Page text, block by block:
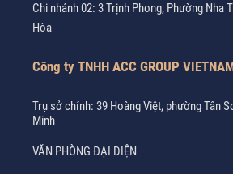
Chi nhánh 02: 3 Trịnh Phong, Phường Nha
Hòa
Công ty TNHH ACC GROUP
Trụ sở chính: 39 Hoàng Việt, phường Tân
Minh
VĂN PHÒNG ĐẠI DIỆN